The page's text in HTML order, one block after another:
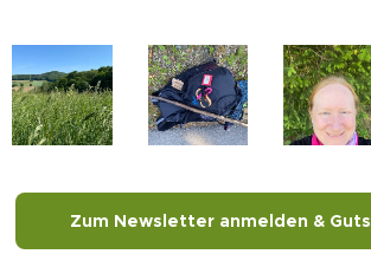
🌿 Zum Newsletter anmelden &